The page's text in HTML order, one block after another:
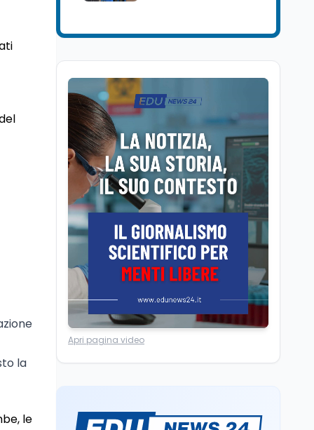
la
le
Editoriali
Camere in ferie,
settembre tra legge
elettorale e Rai. La
premier Meloni attesa a
Bari il 4 settembre per
celebrare il governo più
longevo dell’Italia
Cultura7 ago
Ravenna, il settembre
dantesco nel 705°
anniversario della morte
del Sommo Poeta
Cultura 7 ago
Franca Ghitti a Santa
Giulia: il quarto capitolo
Scuola7 ago
“Noi siamo le Scuole”:
Sparatoria a Bangkok:
Apri pagina video